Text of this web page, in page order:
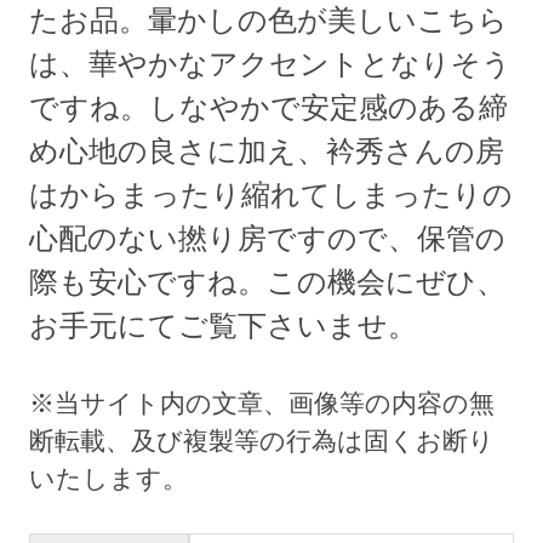
たお品。暈かしの色が美しいこちら
は、華やかなアクセントとなりそう
ですね。しなやかで安定感のある締
め心地の良さに加え、衿秀さんの房
はからまったり縮れてしまったりの
心配のない撚り房ですので、保管の
際も安心ですね。この機会にぜひ、
お手元にてご覧下さいませ。